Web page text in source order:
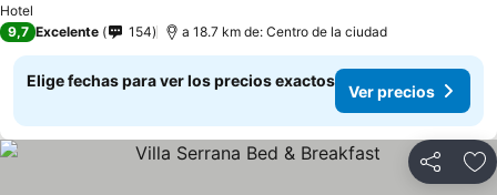
Hotel
9,7 Excelente 154 a 18.7 km de: Centro de la ciudad
Elige fechas para ver los precios exactos
Ver precios
Compartir